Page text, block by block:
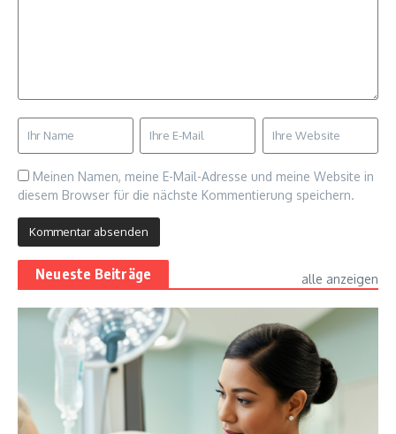
Meinen Namen, meine E-Mail-Adresse und meine Website in
diesem Browser für die nächste Kommentierung speichern.
Neueste Beiträge alle anzeigen